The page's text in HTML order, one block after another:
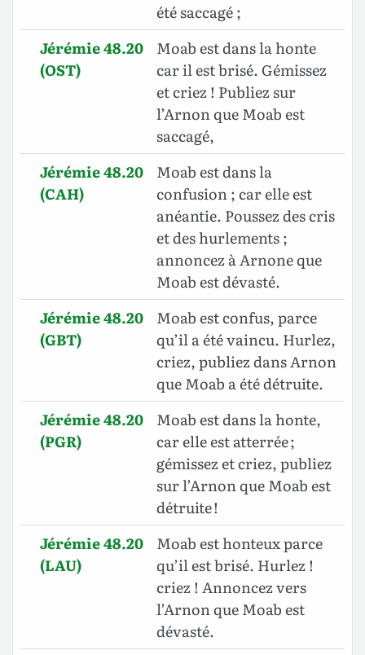
été saccagé ;
Jérémie 48.20
(OST)
Moab est dans la honte
car il est brisé. Gémissez
et criez ! Publiez sur
l’Arnon que Moab est
saccagé,
Jérémie 48.20
(CAH)
Moab est dans la
confusion ; car elle est
anéantie. Poussez des cris
et des hurlements ;
annoncez à Arnone que
Moab est dévasté.
Jérémie 48.20
(GBT)
Moab est confus, parce
qu’il a été vaincu. Hurlez,
criez, publiez dans Arnon
que Moab a été détruite.
Jérémie 48.20
(PGR)
Moab est dans la honte,
car elle est atterrée ;
gémissez et criez, publiez
sur l’Arnon que Moab est
détruite !
Jérémie 48.20
(LAU)
Moab est honteux parce
qu’il est brisé. Hurlez !
criez ! Annoncez vers
l’Arnon que Moab est
dévasté.